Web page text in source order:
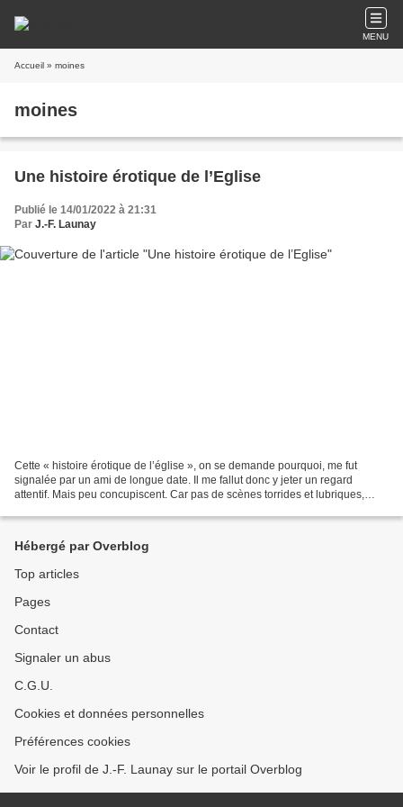
MENU
Accueil » moines
moines
Une histoire érotique de l’Eglise
Publié le 14/01/2022 à 21:31
Par J.-F. Launay
Cette « histoire érotique de l’église », on se demande pourquoi, me fut
signalée par un ami de longue date. Il me fallut donc y jeter un regard
attentif. Mais peu concupiscent. Car pas de scènes torrides et lubriques,
Hébergé par Overblog
Top articles
Pages
Contact
Signaler un abus
C.G.U.
Cookies et données personnelles
Préférences cookies
Voir le profil de J.-F. Launay sur le portail Overblog